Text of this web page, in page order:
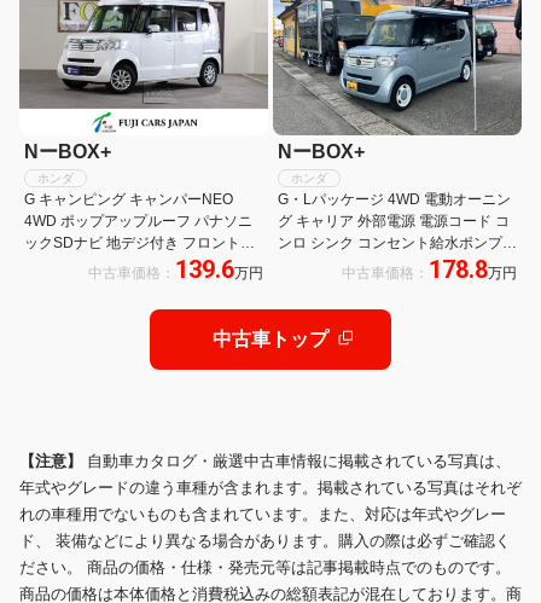
NーBOX+
ホンダ
G キャンピング キャンパーNEO
4WD ポップアップルーフ パナソニ
ックSDナビ 地デジ付き フロントド
ライブレコーダー 5ナンバー 社外エ
オーナー ETC イモビ
中古車価格： 139.6万円
NーBOX+
ホンダ
G・Lパッケージ 4WD 電動オーニン
グ キャリア 外部電源 電源コード コ
ンロ シンク コンセント給水ポンプ
サブバッテリー ポップアップルーフ
トハウスキャンパー
中古車価格： 178.8万円
中古車トップ
【注意】 自動車カタログ・厳選中古車情報に掲載されている写真は、
年式やグレードの違う車種が含まれます。掲載されている写真はそれぞ
れの車種用でないものも含まれています。また、対応は年式やグレー
ド、 装備などにより異なる場合があります。購入の際は必ずご確認く
ださい。 商品の価格・仕様・発売元等は記事掲載時点でのものです。
商品の価格は本体価格と消費税込みの総額表記が混在しております。商